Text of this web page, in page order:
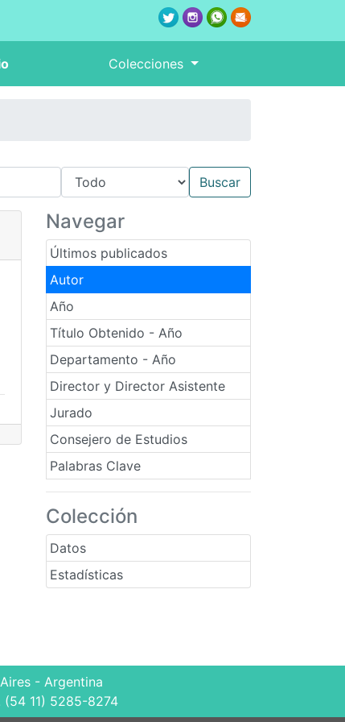
Colecciones
Navegar
Últimos publicados
Autor
Año
Título Obtenido - Año
Departamento - Año
Director y Director Asistente
Jurado
Consejero de Estudios
Palabras Clave
Colección
Datos
Estadísticas
- Argentina
(54 11) 5285-8274